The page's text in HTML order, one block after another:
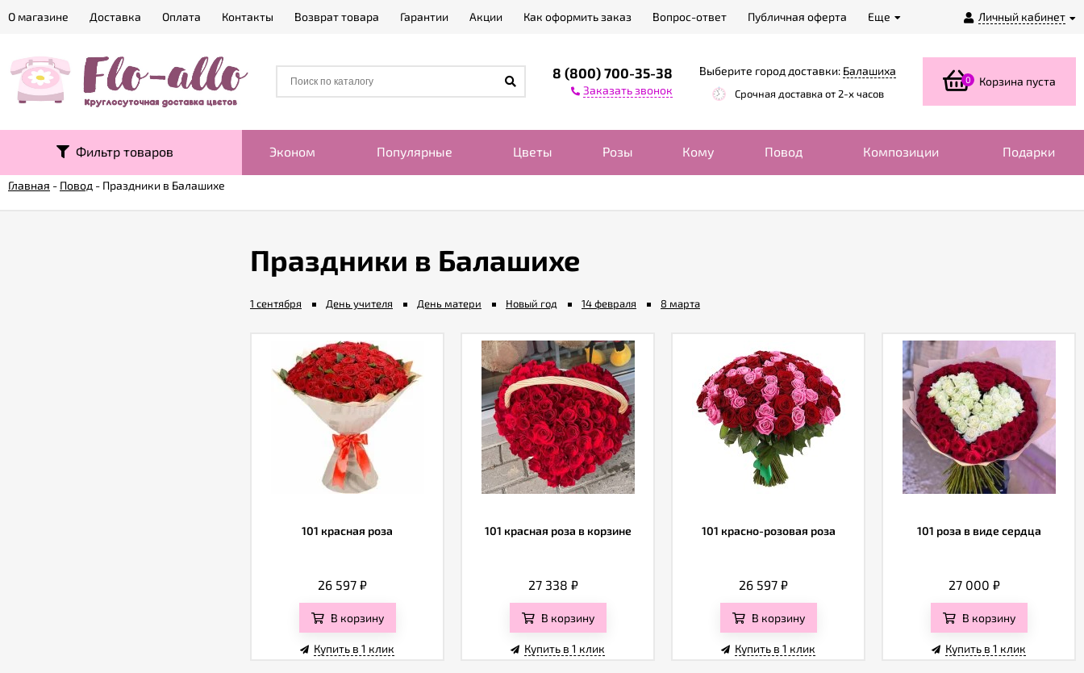
Личный кабинет
О магазине Доставка Оплата Контакты Возврат товара Гарантии Акции Как оформить заказ Вопрос-ответ Публичная оферта Еще
8 (800) 700-35-38
Заказать звонок
Выберите город доставки: Балашиха
Срочная доставка от 2-х часов
0 Корзина пуста
Фильтр товаров Эконом Популярные Цветы Розы Кому Повод Композиции Подарки
Главная - Повод - Праздники в Балашихе
Праздники в Балашихе
1 сентября День учителя День матери Новый год 14 февраля 8 марта
101 красная роза
26 597 ₽
В корзину
Купить в 1 клик
101 красная роза в корзине
27 338 ₽
В корзину
Купить в 1 клик
101 красно-розовая роза
26 597 ₽
В корзину
Купить в 1 клик
101 роза в виде сердца
27 000 ₽
В корзину
Купить в 1 клик